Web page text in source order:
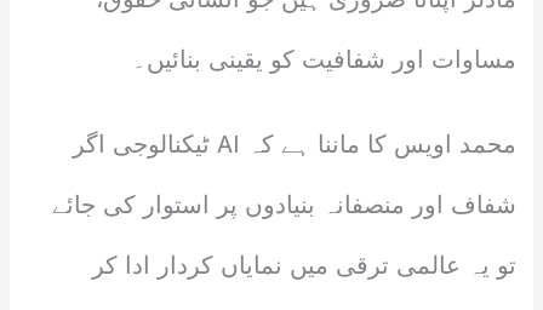
مساوات اور شفافیت کو یقینی بنائیں۔
محمد اویس کا ماننا ہے کہ AI ٹیکنالوجی اگر
شفاف اور منصفانہ بنیادوں پر استوار کی جائے
تو یہ عالمی ترقی میں نمایاں کردار ادا کر